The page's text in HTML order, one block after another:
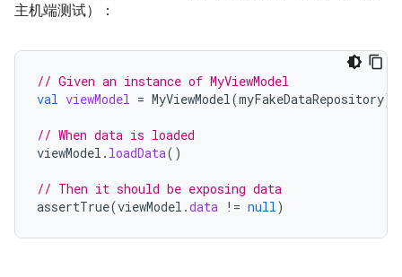
主机端测试）：
// Given an instance of MyViewModel
val viewModel = MyViewModel (myFakeDataRepository)
// When data is loaded
viewModel . loadData()
// Then it should be exposing data
assertTrue(viewModel .data != null )